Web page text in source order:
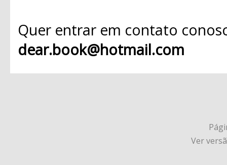
Quer entrar em contato
dear.book@hotmail.com
Ver